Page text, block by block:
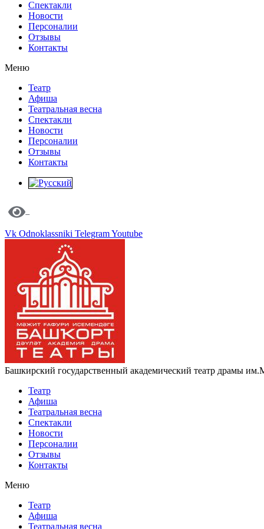
Спектакли
Новости
Персоналии
Отзывы
Контакты
Меню
Театр
Афиша
Театральная весна
Спектакли
Новости
Персоналии
Отзывы
Контакты
Vk Odnoklassniki TelegramYoutube
Башкирский государственный академический театр драмы
Театр
Афиша
Театральная весна
Спектакли
Новости
Персоналии
Отзывы
Контакты
Меню
Театр
Афиша
Театральная весна